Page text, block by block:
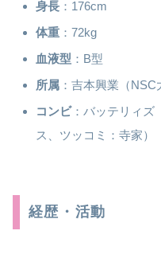
身長 ：176cm
体重 ：72kg
血液型 ：B型
所属 ：吉本興業（NSC
コンビ：バッテリィズ
ス、ツッコミ：寺家）
経歴・活動